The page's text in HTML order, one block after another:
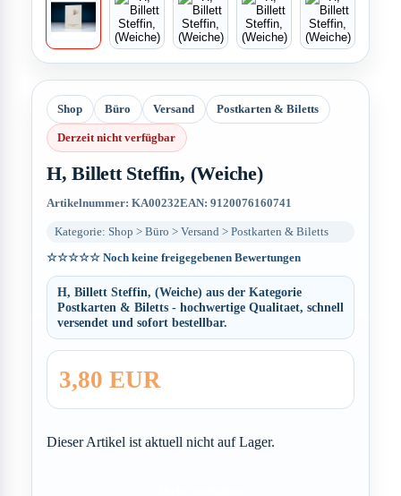
Shop Büro Versand Postkarten & Biletts
Derzeit nicht verfügbar
H, Billett Steffin, (Weiche)
Artikelnummer: KA00232EAN: 9120076160741
Kategorie: Shop > Büro > Versand > Postkarten & Biletts
☆☆☆☆☆Noch keine freigegebenen Bewertungen
H, Billett Steffin, (Weiche) aus der Kategorie
Postkarten & Biletts - hochwertige Qualitaet, schnell
versendet und sofort bestellbar.
3,80 EUR
Dieser Artikel ist aktuell nicht auf Lager.